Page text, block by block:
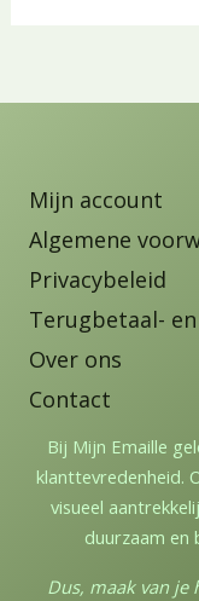
Mijn account
Algemene
Privacybeleid
Terugbetaal-
Over ons
Contact
Bij Mijn Emaille
klanttevredenheid.
visueel
duurzaam en
Dus, maak van je